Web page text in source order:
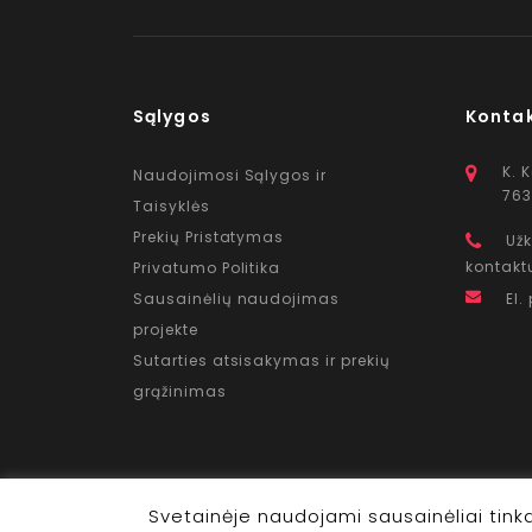
Sąlygos
Naudojimosi Sąlygos ir
Taisyklės
Prekių Pristatymas
Privatumo Politika
Sausainėlių naudojimas
projekte
Sutarties atsisakymas ir prekių
grąžinimas
K.
El.
Svetainėje naudojami sausainėliai